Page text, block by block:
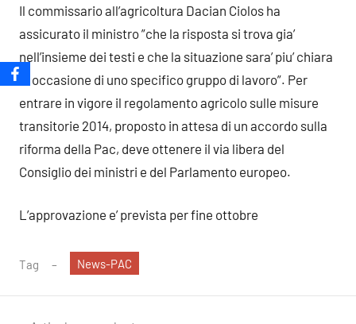
Il commissario all’agricoltura Dacian Ciolos ha
assicurato il ministro ”che la risposta si trova gia’
nell’insieme dei testi e che la situazione sara’ piu’ chiara
in occasione di uno specifico gruppo di lavoro”. Per
entrare in vigore il regolamento agricolo sulle misure
transitorie 2014, proposto in attesa di un accordo sulla
riforma della Pac, deve ottenere il via libera del
Consiglio dei ministri e del Parlamento europeo.
L’approvazione e’ prevista per fine ottobre
Tag News-PAC